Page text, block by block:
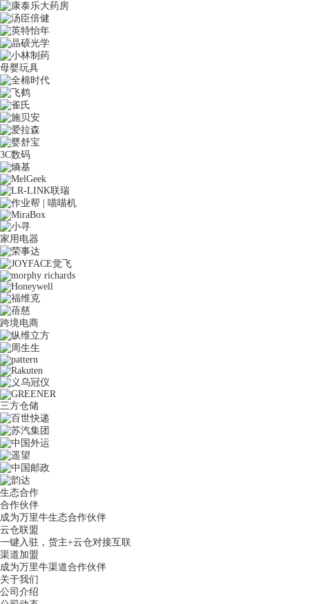
母婴玩具
3C数码
家用电器
跨境电商
三方仓储
生态合作
合作伙伴
成为万里牛生态合作伙伴
云仓联盟
一键入驻，货主+云仓对接互联
渠道加盟
成为万里牛渠道合作伙伴
关于我们
公司介绍